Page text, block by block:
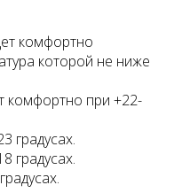
комфортно
которой не ниже
комфортно при +22-
градусах.
градусах.